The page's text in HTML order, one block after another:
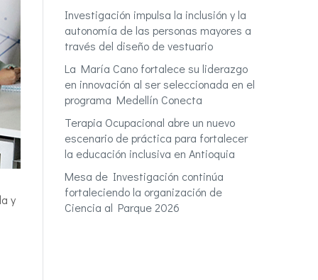
y
Investigación impulsa la inclusión y la
autonomía de las personas mayores a
través del diseño de vestuario
La María Cano fortalece su liderazgo
en innovación al ser seleccionada en el
programa Medellín Conecta
Terapia Ocupacional abre un nuevo
escenario de práctica para fortalecer
la educación inclusiva en Antioquia
Mesa de Investigación continúa
fortaleciendo la organización de
Ciencia al Parque 2026